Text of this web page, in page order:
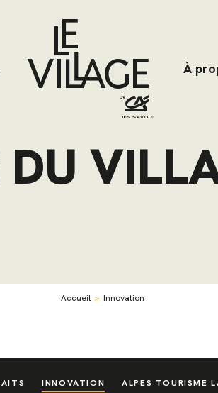
À
Accueil Innovation
INNOVATION ALPES TOURISME